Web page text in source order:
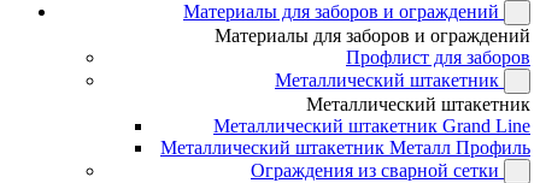
Материалы для заборов и ограждений
Материалы для заборов и ограждений
Профлист для заборов
Металлический штакетник
Металлический штакетник
Металлический штакетник Grand Line
Металлический штакетник Металл Профиль
Ограждения из сварной сетки